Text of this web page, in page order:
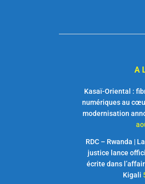
A
Kasaï-Oriental :
numériques au
modernisation
RDC – Rwanda |
justice lance
écrite dans
Kigali